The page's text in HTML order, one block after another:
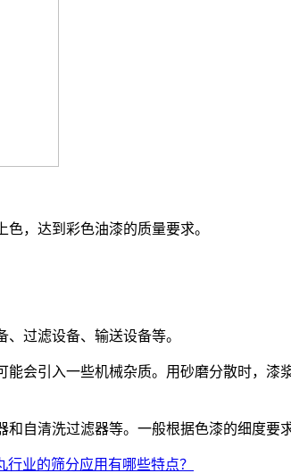
，达到彩色油漆的质量要求。
过滤设备、输送设备等。
引入一些机械杂质。用砂磨分散时，漆
清洗过滤器等。一般根据色漆的细度要
业的筛分应用有哪些特点？